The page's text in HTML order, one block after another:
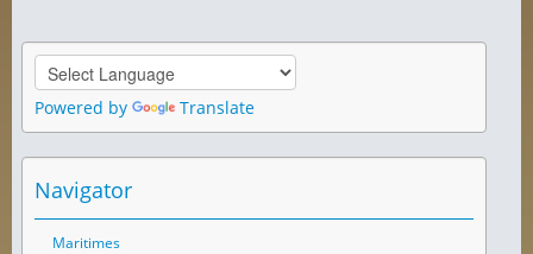
Powered by Translate
Navigator
Maritimes